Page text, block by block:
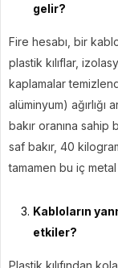
gelir?
Fire hesabı, bir kablo
plastik kılıflar,
kaplamalar
alüminyum) ağırlığı
bakır oranına sahip
saf bakır, 40
tamamen bu iç
Kabloların
etkiler?
Plastik kılıfından